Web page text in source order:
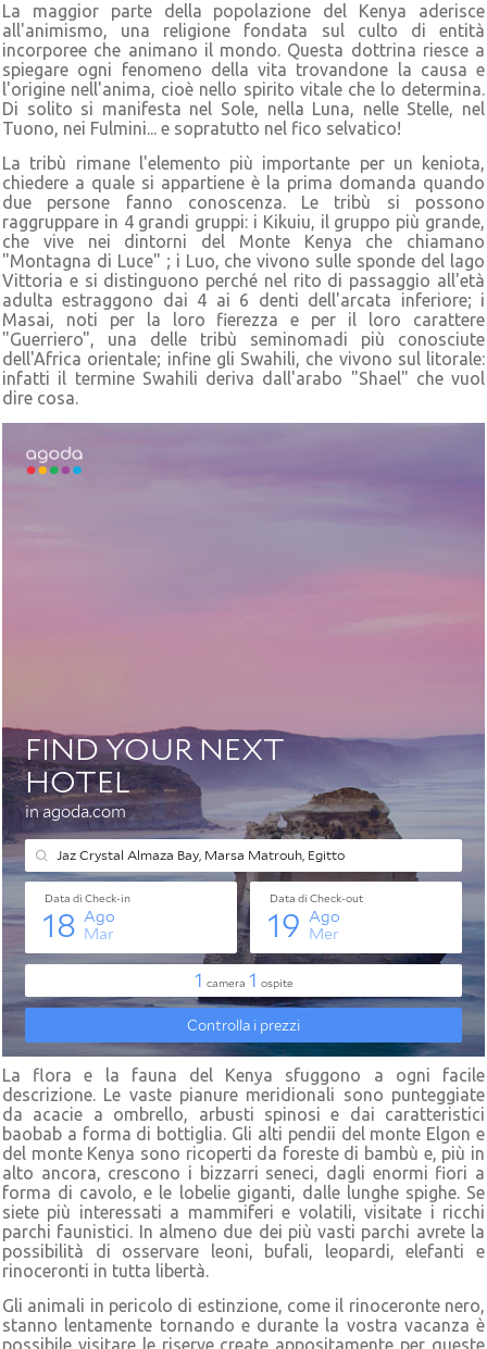
La maggior parte della popolazione del Kenya aderisce
all'animismo, una religione fondata sul culto di entità
incorporee che animano il mondo. Questa dottrina riesce a
spiegare ogni fenomeno della vita trovandone la causa e
l'origine nell'anima, cioè nello spirito vitale che lo determina.
Di solito si manifesta nel Sole, nella Luna, nelle Stelle, nel
Tuono, nei Fulmini... e sopratutto nel fico selvatico!
La tribù rimane l'elemento più importante per un keniota,
chiedere a quale si appartiene è la prima domanda quando
due persone fanno conoscenza. Le tribù si possono
raggruppare in 4 grandi gruppi: i Kikuiu, il gruppo più grande,
che vive nei dintorni del Monte Kenya che chiamano
"Montagna di Luce" ; i Luo, che vivono sulle sponde del lago
Vittoria e si distinguono perché nel rito di passaggio all'età
adulta estraggono dai 4 ai 6 denti dell'arcata inferiore; i
Masai, noti per la loro fierezza e per il loro carattere
"Guerriero", una delle tribù seminomadi più conosciute
dell'Africa orientale; infine gli Swahili, che vivono sul litorale:
infatti il termine Swahili deriva dall'arabo "Shael" che vuol
dire cosa.
La flora e la fauna del Kenya sfuggono a ogni facile
descrizione. Le vaste pianure meridionali sono punteggiate
da acacie a ombrello, arbusti spinosi e dai caratteristici
baobab a forma di bottiglia. Gli alti pendii del monte Elgon e
del monte Kenya sono ricoperti da foreste di bambù e, più in
alto ancora, crescono i bizzarri seneci, dagli enormi fiori a
forma di cavolo, e le lobelie giganti, dalle lunghe spighe. Se
siete più interessati a mammiferi e volatili, visitate i ricchi
parchi faunistici. In almeno due dei più vasti parchi avrete la
possibilità di osservare leoni, bufali, leopardi, elefanti e
rinoceronti in tutta libertà.
Gli animali in pericolo di estinzione, come il rinoceronte nero,
stanno lentamente tornando e durante la vostra vacanza è